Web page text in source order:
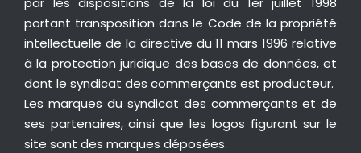
portant transposition dans le Code de la propriété
intellectuelle de la directive du 11 mars 1996 relative
à la protection juridique des bases de données, et
dont le syndicat des commerçants est producteur.
Les marques du syndicat des commerçants et de
ses partenaires, ainsi que les logos figurant sur le
site sont des marques déposées.